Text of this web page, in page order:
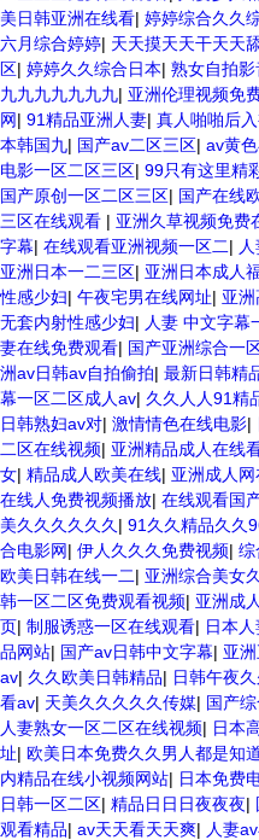
美日韩亚洲在线看| 婷婷综合久久
六月综合婷婷| 天天摸天天干天天
区| 婷婷久久综合日本| 熟女自拍
九九九九九九九| 亚洲伦理视频免
网| 91精品亚洲人妻| 真人啪啪后
本韩国九| 国产av二区三区| av黄
电影一区二区三区| 99只有这里精
国产原创一区二区三区| 国产在线
三区在线观看 | 亚洲久草视频免费
字幕| 在线观看亚洲视频一区二|
亚洲日本一二三区| 亚洲日本成人
性感少妇| 午夜宅男在线网址| 亚
无套内射性感少妇| 人妻 中文字幕
妻在线免费观看| 国产亚洲综合一
洲av日韩av自拍偷拍| 最新日韩精
幕一区二区成人av| 久久人人91精
日韩熟妇av对| 激情情色在线电影|
二区在线视频| 亚洲精品成人在线
女| 精品成人欧美在线| 亚洲成人
在线人免费视频播放| 在线观看国
美久久久久久久 | 91久久精品久久
合电影网| 伊人久久久免费视频| 综
欧美日韩在线一二| 亚洲综合美女
韩一区二区免费观看视频| 亚洲成
页| 制服诱惑一区在线观看| 日本
品网站| 国产av日韩中文字幕| 亚
av| 久久欧美日韩精品| 日韩午夜
看av| 天美久久久久久传媒| 国产
人妻熟女一区二区在线视频| 日本
址| 欧美日本免费久久男人都是知
内精品在线小视频网站| 日本免费
日韩一区二区| 精品日日日夜夜夜|
观看精品| av天天看天天爽| 人妻